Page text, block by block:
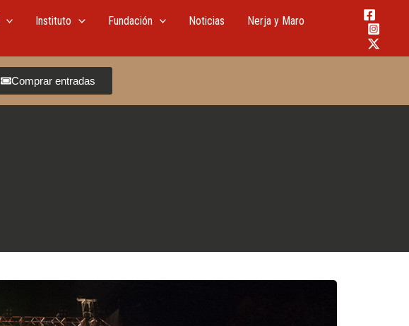
Instituto Fundación Noticias
Nerja y Maro
Comprar entradas